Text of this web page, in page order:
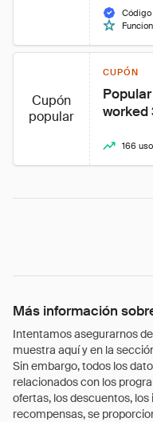
Cupón
popular
CUPÓN
worked
166
Más información
Intentamos asegurarnos
muestra aquí y en la
Sin embargo, todos los
relacionados con los
ofertas, los descuentos,
recompensas, se